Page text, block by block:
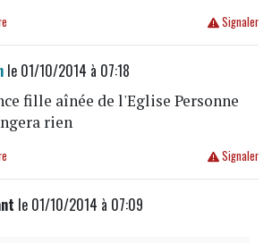
Signaler
le 01/10/2014 à 07:18
fille aînée de l'Eglise Personne
rien
Signaler
le 01/10/2014 à 07:09